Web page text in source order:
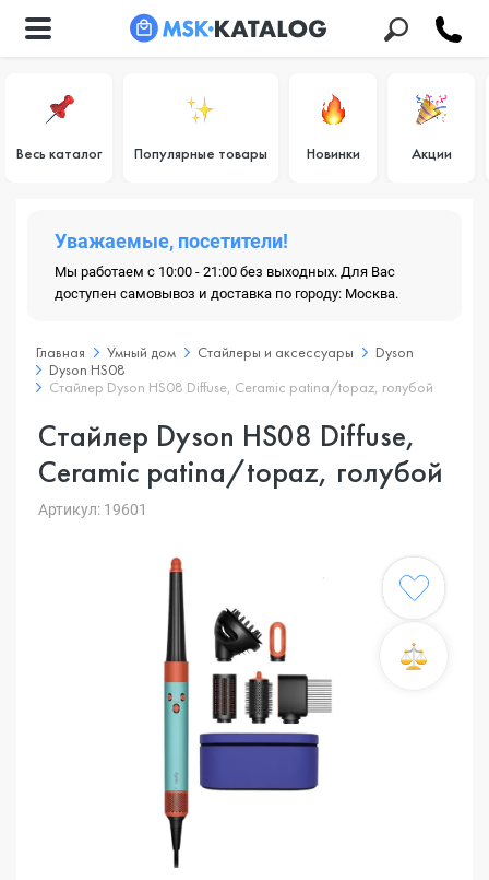
Весь каталог Популярные товары Новинки Акции
Уважаемые, посетители!
Мы работаем с 10:00 - 21:00 без выходных. Для Вас
доступен самовывоз и доставка по городу: Москва.
Главная Умный дом Стайлеры и аксессуары
Dyson
Dyson HS08
Стайлер Dyson HS08 Diffuse, Ceramic patina/topaz, голубой
Стайлер Dyson HS08 Diffuse,
Ceramic patina/topaz, голубой
Артикул: 19601